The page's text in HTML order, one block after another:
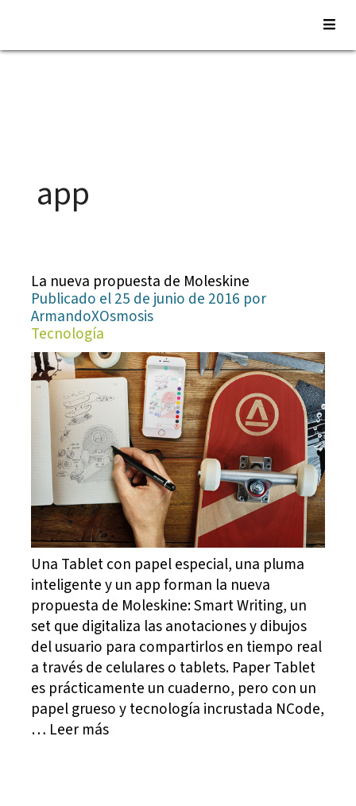
Saltar
app
La nueva propuesta de Moleskine
Publicado el 25 de junio de 2016 por
ArmandoXOsmosis
Tecnología
Una Tablet con papel especial, una pluma
inteligente y un app forman la nueva
propuesta de Moleskine: Smart Writing, un
set que digitaliza las anotaciones y dibujos
del usuario para compartirlos en tiempo real
a través de celulares o tablets. Paper Tablet
es prácticamente un cuaderno, pero con un
papel grueso y tecnología incrustada NCode,
… Leer más